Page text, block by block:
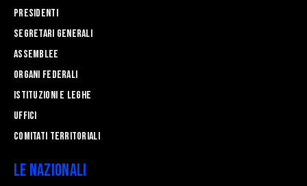
Presidenti
Segretari generali
Assemblee
Organi federali
Istituzioni e leghe
Uffici
Comitati Territoriali
Le Nazionali